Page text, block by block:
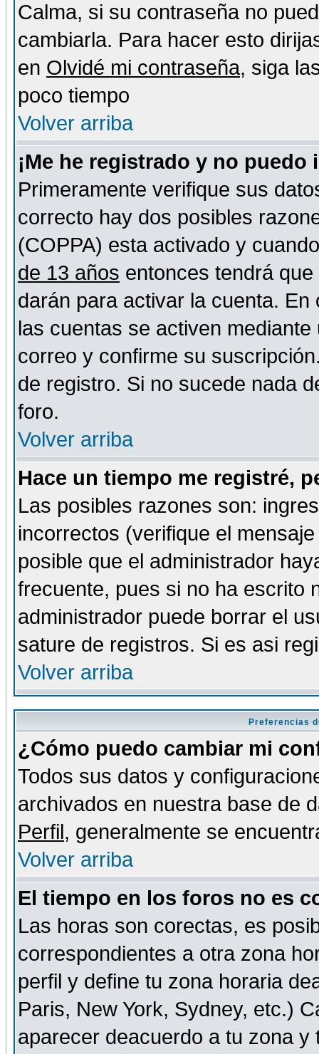
Calma, si su contraseña no
cambiarla. Para hacer esto
en Olvidé mi contraseña, siga
poco tiempo
Volver arriba
¡Me he registrado y no puedo
Primeramente verifique sus
correcto hay dos posibles
(COPPA) esta activado y
de 13 años entonces tendrá
darán para activar la cuenta.
las cuentas se activen
correo y confirme su
de registro. Si no sucede nada
foro.
Volver arriba
Hace un tiempo me registré,
Las posibles razones son:
incorrectos (verifique el
posible que el administrador
frecuente, pues si no ha escrito
administrador puede borrar el
sature de registros. Si es asi
Volver arriba
Preferencias
¿Cómo puedo cambiar mi
Todos sus datos y
archivados en nuestra base de
Perfil, generalmente se
Volver arriba
El tiempo en los foros no es
Las horas son corectas, es
correspondientes a otra zona
perfil y define tu zona horaria
Paris, New York, Sydney, etc.)
aparecer deacuerdo a tu zona